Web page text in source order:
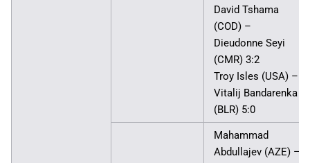
David Tshama
(COD) –
Dieudonne Seyi
(CMR) 3:2
Troy Isles (USA) –
Vitalij Bandarenka
(BLR) 5:0
Mahammad
Abdullajev (AZE) –